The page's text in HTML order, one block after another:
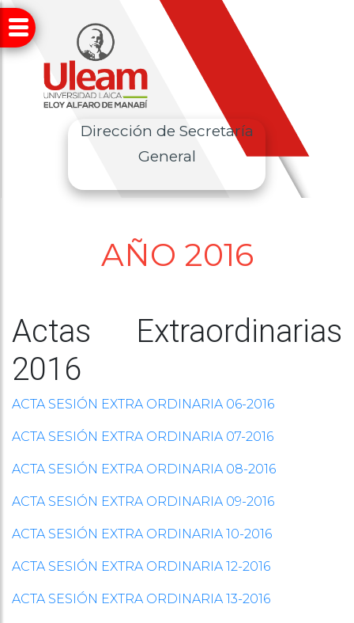
Dirección de Secretaría
General
AÑO 2016
Actas Extraordinarias
2016
ACTA SESIÓN EXTRA ORDINARIA 06-2016
ACTA SESIÓN EXTRA ORDINARIA 07-2016
ACTA SESIÓN EXTRA ORDINARIA 08-2016
ACTA SESIÓN EXTRA ORDINARIA 09-2016
ACTA SESIÓN EXTRA ORDINARIA 10-2016
ACTA SESIÓN EXTRA ORDINARIA 12-2016
ACTA SESIÓN EXTRA ORDINARIA 13-2016